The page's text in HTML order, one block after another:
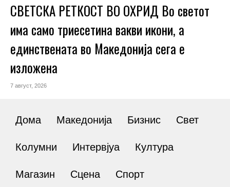
СВЕТСКА РЕТКОСТ ВО ОХРИД Во светот
има само триесетина вакви икони, а
единствената во Македонија сега е
изложена
7 август, 2026
Дома Македонија Бизнис Свет
Колумни Интервјуа Култура
Магазин Сцена Спорт